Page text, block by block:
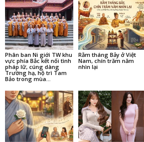
Phân ban Ni giới TW khu
vực phía Bắc kết nối tình
pháp lữ, cúng dàng
Trường hạ, hộ trì Tam
Bảo trong mùa...
Rằm tháng Bảy ở Việt
Nam, chín trăm năm
nhìn lại